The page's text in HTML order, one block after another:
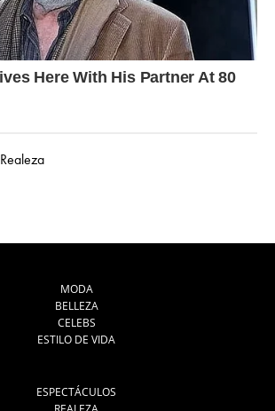
Realeza
MODA
BELLEZA
CELEBS
ESTILO DE VIDA
ESPECTÁCULOS